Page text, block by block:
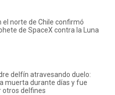
el norte de Chile confirmó
de SpaceX contra la Luna
delfín atravesando duelo:
muerta durante días y fue
otros delfines